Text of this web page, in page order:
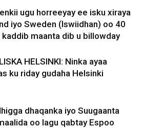
ugu horreeyay ee isku xiraya
iyo Sweden (Iswiidhan) oo 40
kaddib maanta dib u billowday
HELSINKI: Ninka ayaa
ku riday gudaha Helsinki
dhaqanka iyo Suugaanta
oo lagu qabtay Espoo